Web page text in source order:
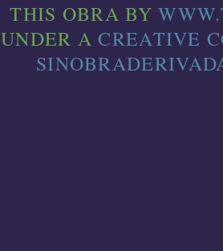
THIS OBRA BY
UNDER ACREATIVE